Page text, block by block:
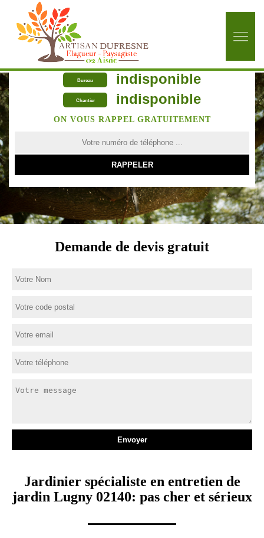
Bureau indisponible
Chantier indisponible
ON VOUS RAPPEL GRATUITEMENT
Demande de devis gratuit
Jardinier spécialiste en entretien de
jardin Lugny 02140: pas cher et sérieux